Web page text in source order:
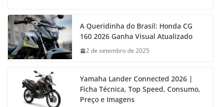
A Queridinha do Brasil: Honda CG
160 2026 Ganha Visual Atualizado
2 de setembro de 2025
Yamaha Lander Connected 2026 |
Ficha Técnica, Top Speed, Consumo,
Preço e Imagens